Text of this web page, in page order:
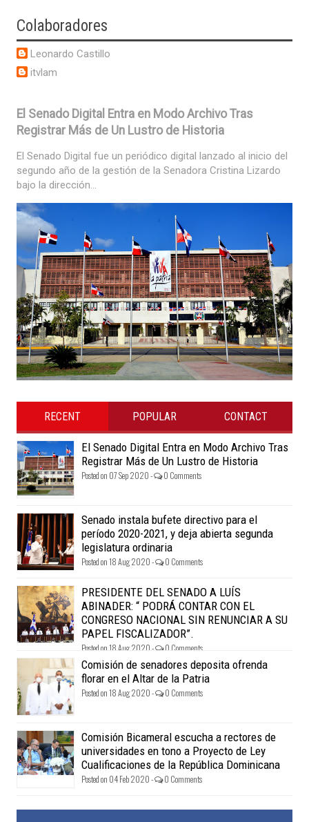
Colaboradores
Leonardo Castillo
itvlam
El Senado Digital Entra en Modo Archivo Tras
Registrar Más de Un Lustro de Historia
El Senado Digital fue un periódico digital lanzado al inicio del
segundo año de la gestión de la Senadora Cristina Lizardo
bajo la dirección...
RECENT POPULAR CONTACT
El Senado Digital Entra en Modo Archivo Tras
Registrar Más de Un Lustro de Historia
Posted on 07 Sep 2020 - 0 Comments
Senado instala bufete directivo para el
período 2020-2021, y deja abierta segunda
legislatura ordinaria
Posted on 18 Aug 2020 - 0 Comments
PRESIDENTE DEL SENADO A LUÍS
ABINADER: “ PODRÁ CONTAR CON EL
CONGRESO NACIONAL SIN RENUNCIAR A SU
PAPEL FISCALIZADOR”.
Posted on 18 Aug 2020 - 0 Comments
Comisión de senadores deposita ofrenda
florar en el Altar de la Patria
Posted on 18 Aug 2020 - 0 Comments
Comisión Bicameral escucha a rectores de
universidades en tono a Proyecto de Ley
Cualificaciones de la República Dominicana
Posted on 04 Feb 2020 - 0 Comments